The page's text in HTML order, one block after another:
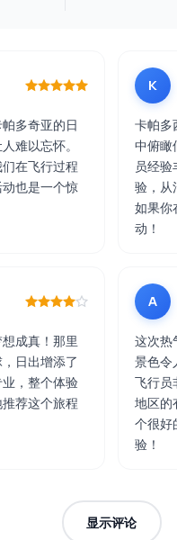
多奇亚的日
难以忘怀。
在飞行过程
也是一个惊
K
卡帕多
中俯瞰
员经
验，从
如果你
动！
成真！那里
日出增添了
，整个体验
荐这个旅程
A
这次热
景色令
飞行员
地区的
个很好
验！
显示评论